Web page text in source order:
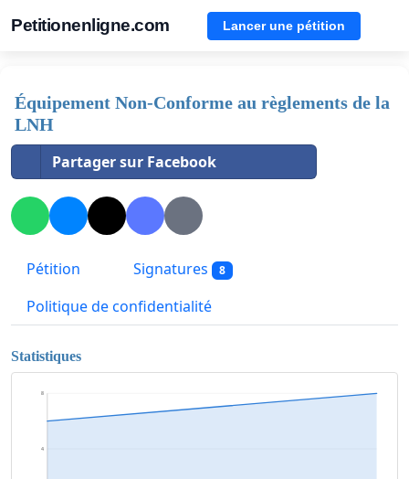
Petitionenligne.com Lancer une pétition
Équipement Non-Conforme au règlements de la
LNH
Partager sur Facebook
Pétition Signatures 8
Politique de confidentialité
Statistiques
4
8